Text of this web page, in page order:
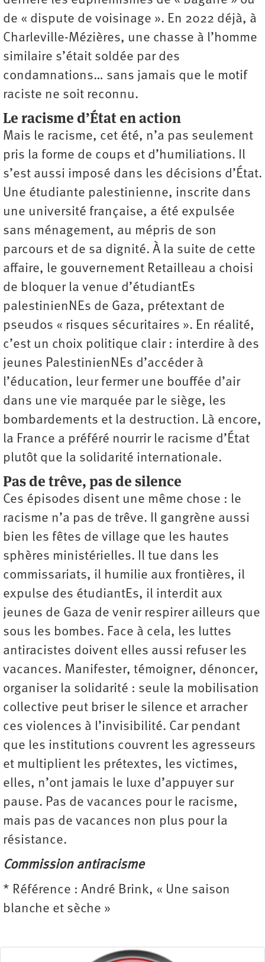
de « dispute de voisinage ». En 2022 déjà, à
Charleville-Mézières, une chasse à l’homme
similaire s’était soldée par des
condamnations… sans jamais que le motif
raciste ne soit reconnu.
Le racisme d’État en action
Mais le racisme, cet été, n’a pas seulement
pris la forme de coups et d’humiliations. Il
s’est aussi imposé dans les décisions d’État.
Une étudiante palestinienne, inscrite dans
une université française, a été expulsée
sans ménagement, au mépris de son
parcours et de sa dignité. À la suite de cette
affaire, le gouvernement Retailleau a choisi
de bloquer la venue d’étudiantEs
palestinienNEs de Gaza, prétextant de
pseudos « risques sécuritaires ». En réalité,
c’est un choix politique clair : interdire à des
jeunes PalestinienNEs d’accéder à
l’éducation, leur fermer une bouffée d’air
dans une vie marquée par le siège, les
bombardements et la destruction. Là encore,
la France a préféré nourrir le racisme d’État
plutôt que la solidarité internationale.
Pas de trêve, pas de silence
Ces épisodes disent une même chose : le
racisme n’a pas de trêve. Il gangrène aussi
bien les fêtes de village que les hautes
sphères ministérielles. Il tue dans les
commissariats, il humilie aux frontières, il
expulse des étudiantEs, il interdit aux
jeunes de Gaza de venir respirer ailleurs que
sous les bombes. Face à cela, les luttes
antiracistes doivent elles aussi refuser les
vacances. Manifester, témoigner, dénoncer,
organiser la solidarité : seule la mobilisation
collective peut briser le silence et arracher
ces violences à l’invisibilité. Car pendant
que les institutions couvrent les agresseurs
et multiplient les prétextes, les victimes,
elles, n’ont jamais le luxe d’appuyer sur
pause. Pas de vacances pour le racisme,
mais pas de vacances non plus pour la
résistance.
Commission antiracisme
* Référence : André Brink, « Une saison
blanche et sèche »